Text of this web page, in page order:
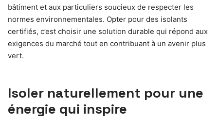
bâtiment et aux particuliers soucieux de respecter les
normes environnementales. Opter pour des isolants
certifiés, c’est choisir une solution durable qui répond aux
exigences du marché tout en contribuant à un avenir plus
vert.
Isoler naturellement pour une
énergie qui inspire